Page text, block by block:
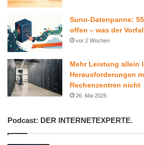
Suno-Datenpanne:
offen – was der
vor 2 Wochen
Mehr Leistung allein
Herausforderungen
Rechenzentren nicht
26. Mai 2026
Podcast: DER INTERNETEXPERTE.